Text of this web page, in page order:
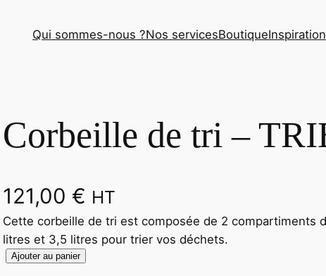
Qui sommes-nous ?Nos servicesBoutiqueInspiration
Corbeille de tri –
121,00 € HT
Cette corbeille de tri est composée de 2 compartiments
litres et 3,5 litres pour trier vos déchets.
Ajouter au panier